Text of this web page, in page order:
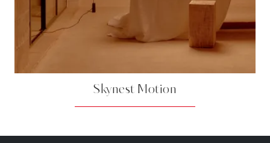
Skynest Motion